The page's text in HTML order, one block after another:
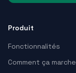
Produit
Fonctionnalités
Comment ça marche